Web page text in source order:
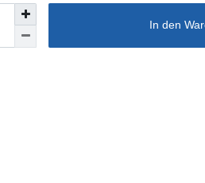
In den